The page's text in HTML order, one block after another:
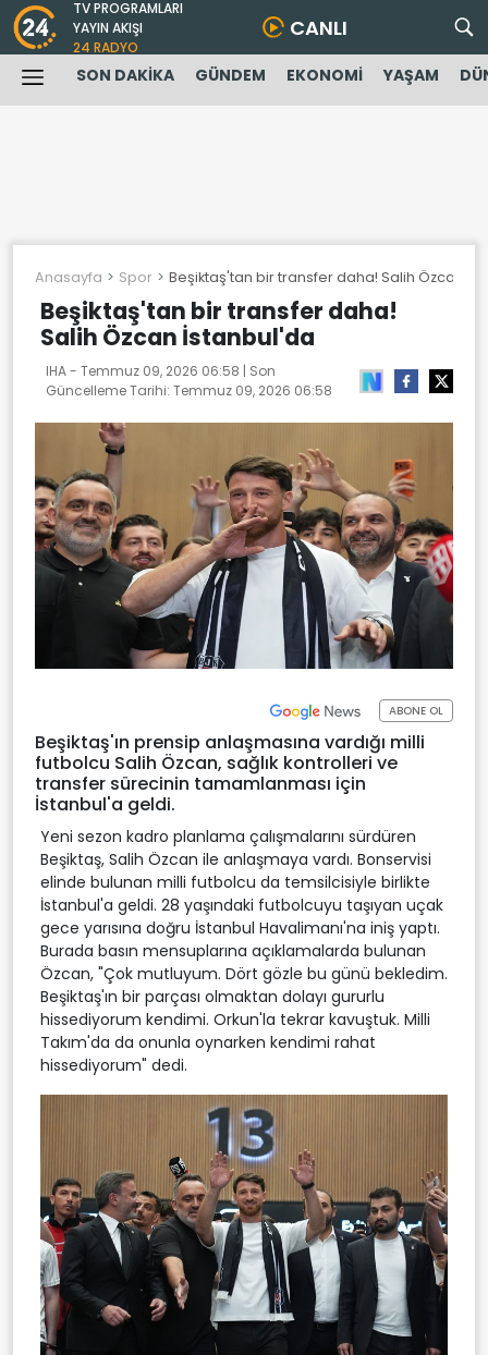
TV PROGRAMLARI
YAYIN AKIŞI
24 RADYO
CANLI
SON DAKİKA GÜNDEM EKONOMİ YAŞAM
Anasayfa Spor Beşiktaş'tan bir transfer daha! Salih Özcan
Beşiktaş'tan bir transfer daha!
Salih Özcan İstanbul'da
IHA - Temmuz 09, 2026 06:58 | Son
Güncelleme Tarihi: Temmuz 09, 2026 06:58
ABONE OL
Beşiktaş'ın prensip anlaşmasına vardığı milli
futbolcu Salih Özcan, sağlık kontrolleri ve
transfer sürecinin tamamlanması için
İstanbul'a geldi.
Yeni sezon kadro planlama çalışmalarını sürdüren
Beşiktaş, Salih Özcan ile anlaşmaya vardı. Bonservisi
elinde bulunan milli futbolcu da temsilcisiyle birlikte
İstanbul'a geldi. 28 yaşındaki futbolcuyu taşıyan uçak
gece yarısına doğru İstanbul Havalimanı'na iniş yaptı.
Burada basın mensuplarına açıklamalarda bulunan
Özcan, "Çok mutluyum. Dört gözle bu günü bekledim.
Beşiktaş'ın bir parçası olmaktan dolayı gururlu
hissediyorum kendimi. Orkun'la tekrar kavuştuk. Milli
Takım'da da onunla oynarken kendimi rahat
hissediyorum" dedi.